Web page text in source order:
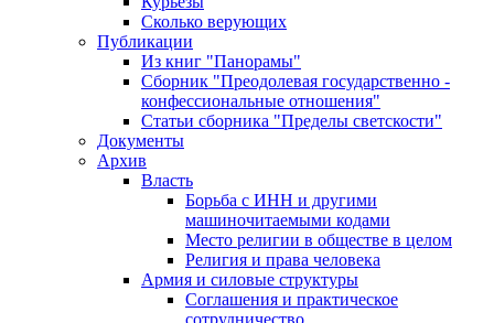
Сколько верующих
Публикации
Из книг "Панорамы"
Сборник "Преодолевая государственно -
конфессиональные отношения"
Статьи сборника "Пределы светскости"
Документы
Архив
Власть
Борьба с ИНН и другими
машиночитаемыми кодами
Место религии в обществе в целом
Религия и права человека
Армия и силовые структуры
Соглашения и практическое
сотрудничество